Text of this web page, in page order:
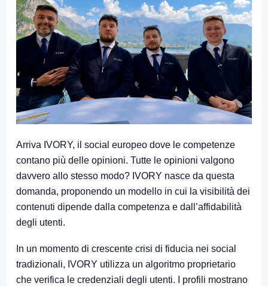
Arriva IVORY, il social europeo dove le competenze
contano più delle opinioni. Tutte le opinioni valgono
davvero allo stesso modo? IVORY nasce da questa
domanda, proponendo un modello in cui la visibilità dei
contenuti dipende dalla competenza e dall’affidabilità
degli utenti.
In un momento di crescente crisi di fiducia nei social
tradizionali, IVORY utilizza un algoritmo proprietario
che verifica le credenziali degli utenti. I profili mostrano